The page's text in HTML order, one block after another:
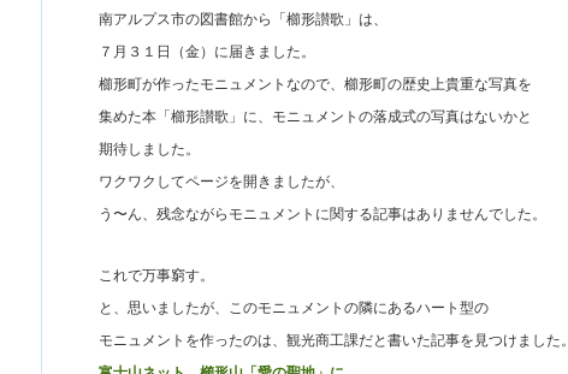
南アルプス市の図書館から「櫛形讃歌」は、
７月３１日（金）に届きました。
櫛形町が作ったモニュメントなので、櫛形町の歴史上貴重な写真を
集めた本「櫛形讃歌」に、モニュメントの落成式の写真はないかと
期待しました。
ワクワクしてページを開きましたが、
う〜ん、残念ながらモニュメントに関する記事はありませんでした。
これで万事窮す。
と、思いましたが、このモニュメントの隣にあるハート型の
モニュメントを作ったのは、観光商工課だと書いた記事を見つけました。